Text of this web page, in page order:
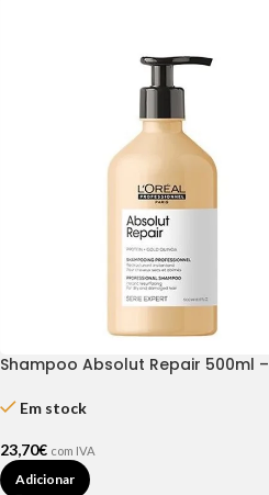
Shampoo Absolut Repair 500ml –
Em stock
23,70€ com IVA
Adicionar